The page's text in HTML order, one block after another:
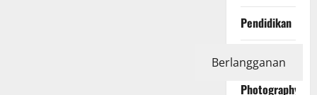
Pendidikan
Peristiwa
Photography
Berlangganan